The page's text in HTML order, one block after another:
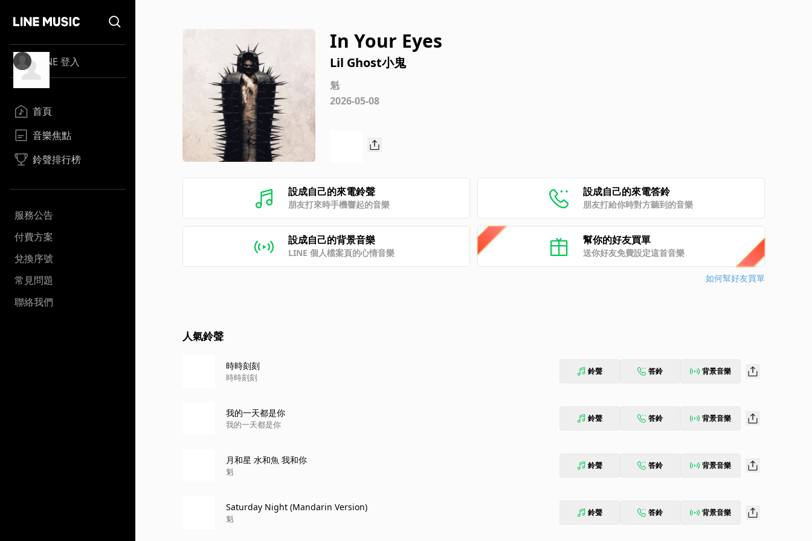
LINE 登入
首頁
音樂焦點
鈴聲排行榜
服務公告
付費方案
兌換序號
常見問題
聯絡我們
In Your Eyes
Lil Ghost小鬼
魁
2026-05-08
設成自己的來電鈴聲
朋友打來時手機響起的音樂
設成自己的來電答鈴
朋友打給你時對方聽到的音樂
設成自己的背景音樂
LINE 個人檔案頁的心情音樂
幫你的好友買單
送你好友免費設定這首音樂
如何幫好友買單
人氣鈴聲
時時刻刻
時時刻刻
鈴聲 答鈴 背景音樂
我的一天都是你
我的一天都是你
鈴聲 答鈴 背景音樂
月和星 水和魚 我和你
魁
鈴聲 答鈴 背景音樂
Saturday Night (Mandarin Version)
魁
鈴聲 答鈴 背景音樂